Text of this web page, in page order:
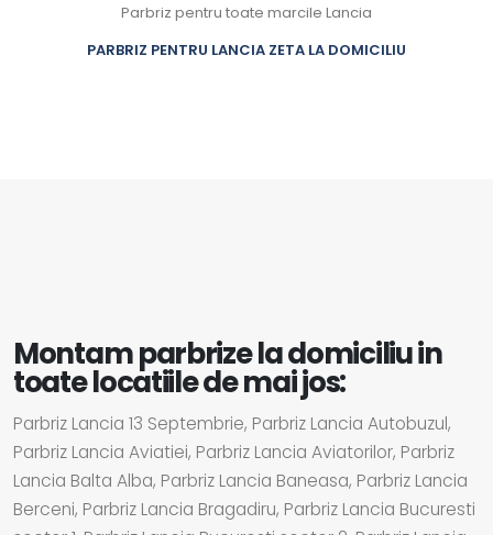
Parbriz pentru toate marcile Lancia
PARBRIZ PENTRU LANCIA ZETA LA DOMICILIU
Montam parbrize la domiciliu in
toate locatiile de mai jos:
Parbriz Lancia 13 Septembrie, Parbriz Lancia Autobuzul,
Parbriz Lancia Aviatiei, Parbriz Lancia Aviatorilor, Parbriz
Lancia Balta Alba, Parbriz Lancia Baneasa, Parbriz Lancia
Berceni, Parbriz Lancia Bragadiru, Parbriz Lancia Bucuresti